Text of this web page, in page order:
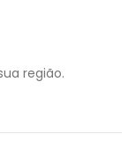
região.